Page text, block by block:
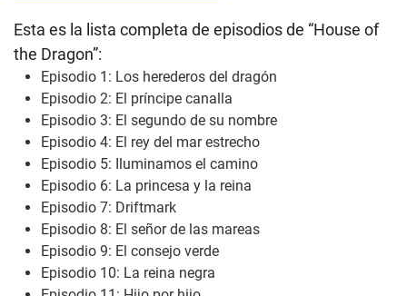
Esta es la lista completa de episodios de “House of
the Dragon”:
Episodio 1: Los herederos del dragón
Episodio 2: El príncipe canalla
Episodio 3: El segundo de su nombre
Episodio 4: El rey del mar estrecho
Episodio 5: Iluminamos el camino
Episodio 6: La princesa y la reina
Episodio 7: Driftmark
Episodio 8: El señor de las mareas
Episodio 9: El consejo verde
Episodio 10: La reina negra